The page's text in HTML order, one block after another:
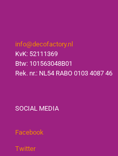
info@decofactory.nl
KvK: 52111369
Btw: 101563048B01
Rek. nr.: NL54 RABO 0103 4087 46
SOCIAL MEDIA
Facebook
Twitter